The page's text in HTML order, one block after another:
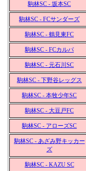
駒林SC - 坂本SC
駒林SC - FCサンダーズ
駒林SC - 鶴見東FC
駒林SC - FCカルパ
駒林SC - 元石川SC
駒林SC - 下野谷レッグス
駒林SC - 本牧少年SC
駒林SC - 大豆戸FC
駒林SC - アローズSC
駒林SC - あざみ野キッカー
ズ
駒林SC - KAZU SC